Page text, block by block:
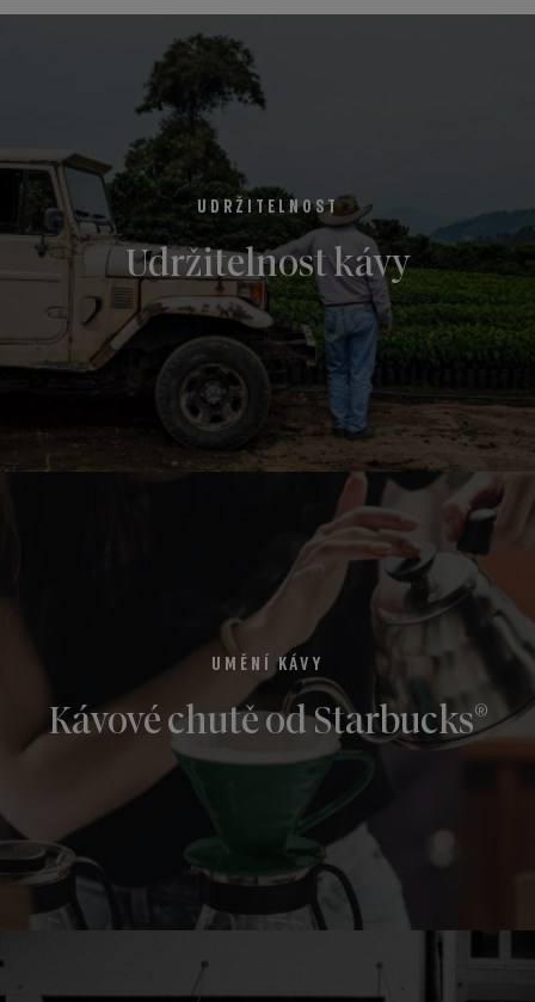
UDRŽITELNOST
Udržitelnost kávy
UMĚNÍ KÁVY
Kávové chutě od Starbucks®